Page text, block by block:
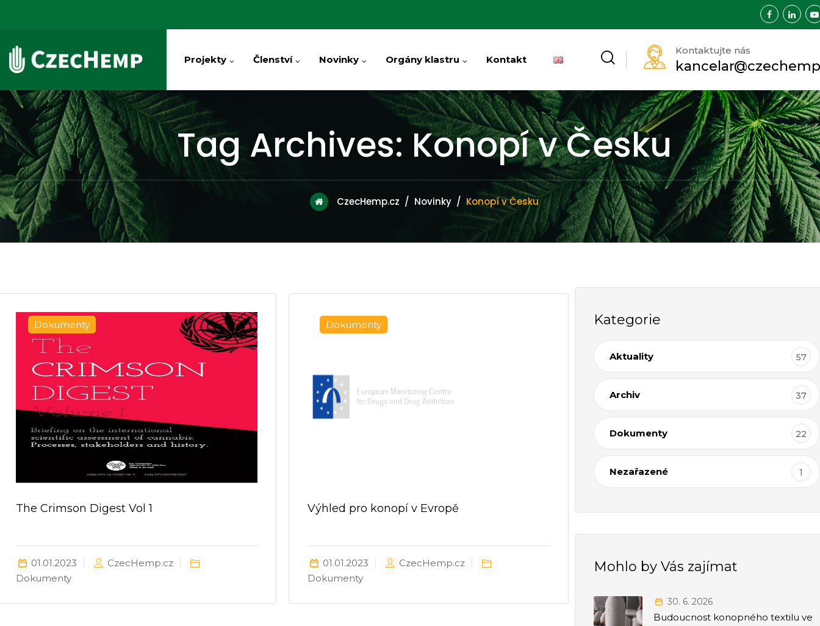
Kontaktujte nás
Projekty Členství Novinky Orgány klastru Kontakt
Tag Archives: Konopí v Česku
CzecHemp.cz / Novinky/ Konopí v Česku
Dokumenty
The Crimson Digest Vol 1
01.01.2023
CzecHemp.cz
Dokumenty
Dokumenty
Výhled pro konopí v Evropě
01.01.2023
CzecHemp.cz
Dokumenty
Kategorie
Aktuality 57
Archiv 37
Dokumenty 22
Nezařazené 1
Mohlo by Vás zajímat
30. 6. 2026
Budoucnost konopného textilu ve